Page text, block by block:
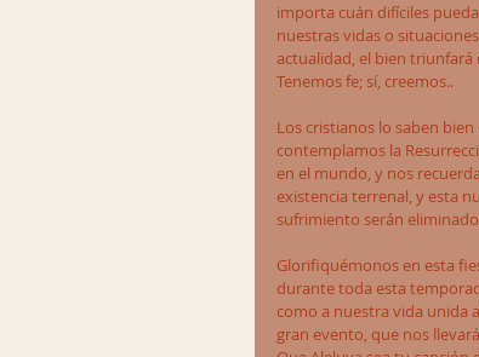
importa cuán difíciles
nuestras vidas o
actualidad, el bien triunfará
Tenemos fe; sí, creemos..
Los cristianos lo saben bien
contemplamos la
en el mundo, y nos
existencia terrenal, y esta
sufrimiento serán
Glorifiquémonos en esta
durante toda esta
como a nuestra vida unida
gran evento, que nos